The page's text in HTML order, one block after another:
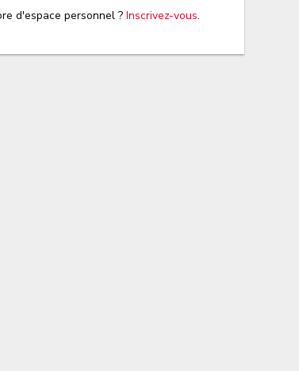
d'espace personnel ? Inscrivez-vous.